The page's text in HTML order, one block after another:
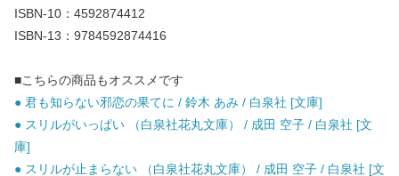
ISBN-10：4592874412
ISBN-13：9784592874416
■こちらの商品もオススメです
● 君も知らない邪恋の果てに / 鈴木 あみ / 白泉社 [文庫]
● スリルがいっぱい （白泉社花丸文庫） / 成田 空子 / 白泉社 [文
庫]
● スリルが止まらない （白泉社花丸文庫） / 成田 空子 / 白泉社 [文